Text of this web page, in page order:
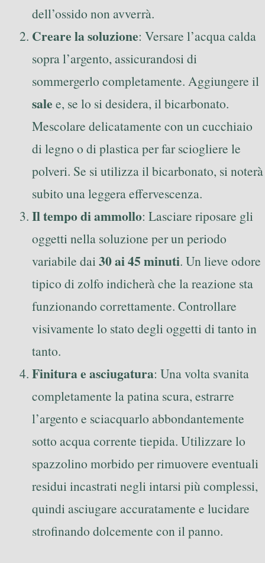
dell’ossido non avverrà.
Creare la soluzione: Versare l’acqua calda
sopra l’argento, assicurandosi di
sommergerlo completamente. Aggiungere il
sale e, se lo si desidera, il bicarbonato.
Mescolare delicatamente con un cucchiaio
di legno o di plastica per far sciogliere le
polveri. Se si utilizza il bicarbonato, si noterà
subito una leggera effervescenza.
Il tempo di ammollo: Lasciare riposare gli
oggetti nella soluzione per un periodo
variabile dai30 ai 45 minuti. Un lieve odore
tipico di zolfo indicherà che la reazione sta
funzionando correttamente. Controllare
visivamente lo stato degli oggetti di tanto in
tanto.
Finitura e asciugatura: Una volta svanita
completamente la patina scura, estrarre
l’argento e sciacquarlo abbondantemente
sotto acqua corrente tiepida. Utilizzare lo
spazzolino morbido per rimuovere eventuali
residui incastrati negli intarsi più complessi,
quindi asciugare accuratamente e lucidare
strofinando dolcemente con il panno.